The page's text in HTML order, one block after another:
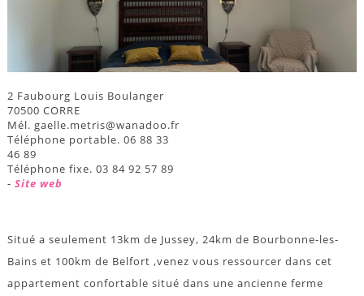
2 Faubourg Louis Boulanger
70500 CORRE
Mél. gaelle.metris@wanadoo.fr
Téléphone portable. 06 88 33
46 89
Téléphone fixe. 03 84 92 57 89
- Site web
Situé a seulement 13km de Jussey, 24km de Bourbonne-les-
Bains et 100km de Belfort ,venez vous ressourcer dans cet
appartement confortable situé dans une ancienne ferme